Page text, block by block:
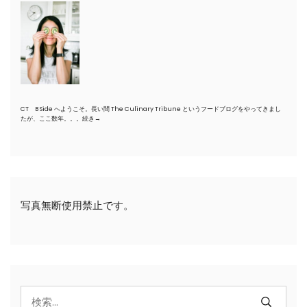
CT B Side へようこそ。長い間 The Culinary Tribune というフードブログをやってきまし
たが、ここ数年。。。 続き→
写真無断使用禁止です。